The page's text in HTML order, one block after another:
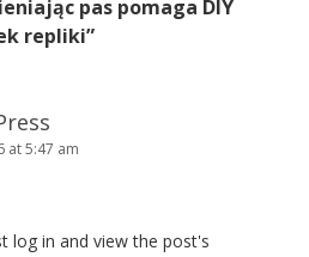
pas pomaga DIY
repliki”
at 5:47 am
log in and view the post's